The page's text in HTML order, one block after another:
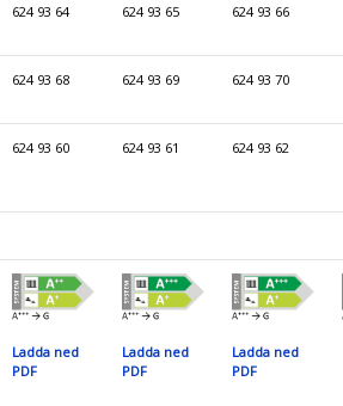
624 93 64 624 93 65 624 93 66
624 93 68 624 93 69 624 93 70
624 93 60 624 93 61 624 93 62
Ladda ned
PDF
Ladda ned
PDF
Ladda ned
PDF